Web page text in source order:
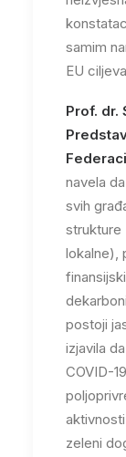
samim
EU
Prof. dr.
navela
svih
strukture
lokalne),
postoji
izjavila
COVID-
zeleni